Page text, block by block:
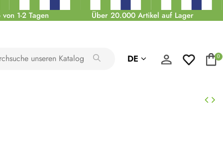
1-2 Tagen Über 20.000 Artikel auf Lager
DE 0